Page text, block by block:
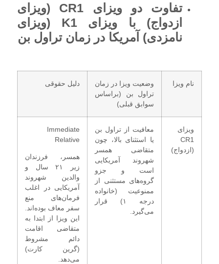
تفاوت دو ویزای CR1 (ویزای
ازدواج) با ویزای K1 (ویزای
نامزدی) آمریکا در زمان تراول بن
نام ویزا
وضعیت ویزا در زمان
تراول بن (براساس
سوابق قبلی)
دلیل حقوقی
ویزای
CR1
(ازدواج)
معافیت از تراول بن
یا استثنای بالا، چون
متقاضی همسر
شهروند آمریکایی
است و جزو
گروه‌های مستثنی از
ممنوعیت (خانواده
درجه ۱) قرار
می‌گیرد.
Immediate
Relative
همسر، فرزندان
زیر ۲۱ سال و
والدین شهروند
آمریکایی در اغلب
فرمان‌های منع
سفر معاف بوده‌اند.
این ویزا از ابتدا به
متقاضی اقامت
دائم مشروط
(گرین کارت)
می‌دهد.